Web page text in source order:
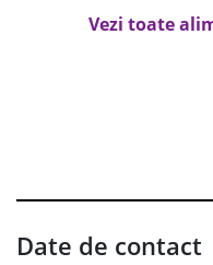
Vezi toate
Date de contact